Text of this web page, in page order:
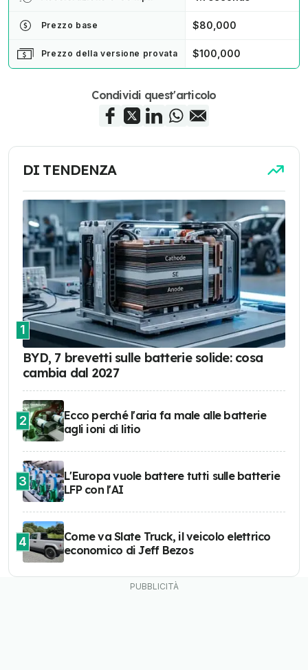
Prezzo base $80,000
Prezzo della versione provata $100,000
Condividi quest'articolo
DI TENDENZA
1
BYD, 7 brevetti sulle batterie solide: cosa
cambia dal 2027
2
Ecco perché l'aria fa male alle batterie
agli ioni di litio
3
L'Europa vuole battere tutti sulle batterie
LFP con l'AI
4
Come va Slate Truck, il veicolo elettrico
economico di Jeff Bezos